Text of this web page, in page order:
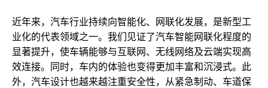
近年来，汽车行业持续向智能化、网联化发展，是新型工
业化的代表领域之一。我们见证了汽车智能网联化程度的
显著提升，使车辆能够与互联网、无线网络及云端实现高
效连接。同时，车内的体验也变得更加丰富和沉浸式。此
外，汽车设计也越来越注重安全性，从紧急制动、车道保